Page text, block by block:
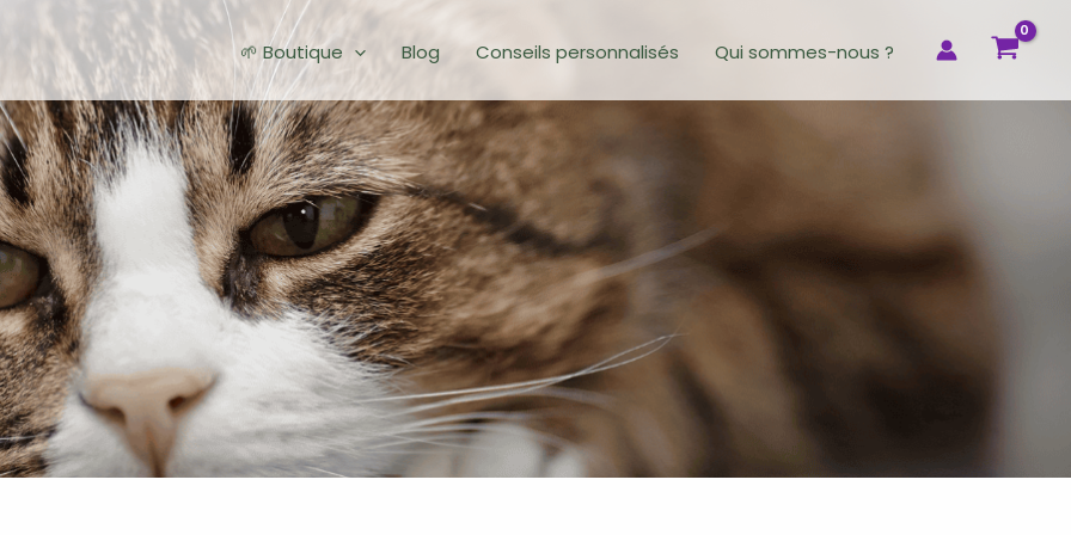
🌱 Boutique Blog Conseils personnalisés Qui sommes-nous ?